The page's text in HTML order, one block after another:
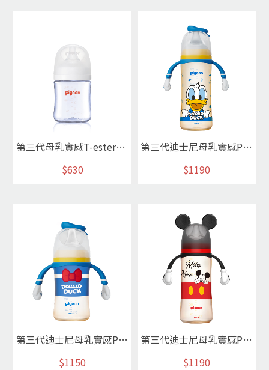
第三代母乳實感T-ester奶瓶160ml/純淨白
$630
第三代迪士尼母乳實感PPSU奶瓶330ml(唐老鴨)
$1190
第三代迪士尼母乳實感PPSU奶瓶240ml(唐老鴨)
$1150
第三代迪士尼母乳實感PPSU奶瓶330ml(經典米奇)
$1190